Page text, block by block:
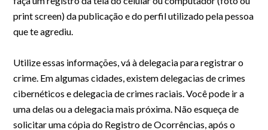
print screen) da publicação e do perfil utilizado pela pessoa
que te agrediu.
Utilize essas informações, vá à delegacia para registrar o
crime. Em algumas cidades, existem delegacias de crimes
cibernéticos e delegacia de crimes raciais. Você pode ir a
uma delas ou a delegacia mais próxima. Não esqueça de
solicitar uma cópia do Registro de Ocorrências, após o